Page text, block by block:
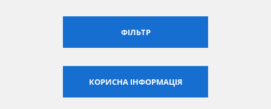
ФІЛЬТР
КОРИСНА ІНФОРМАЦІЯ